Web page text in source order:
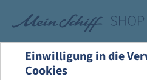
Einwilligung in die
Cookies